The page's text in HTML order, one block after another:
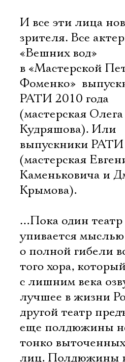
И все эти лица
зрителя. Все
«Вешних вод»
в «Мастерской
Фоменко» 
РАТИ 2010 года
(мастерская Олега
Кудряшова). Или 
выпускники РАТИ
(мастерская
Каменьковича и
Крымова).
…Пока один театр
упивается мыслью
о полной гибели
того хора,
с лишним века
лучшее в жизни
другой театр
еще полдюжины
тонко выточенных
лиц. Полдюжины